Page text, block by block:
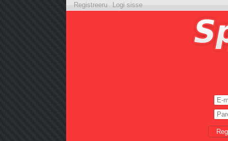
Registreeru Logi sisse